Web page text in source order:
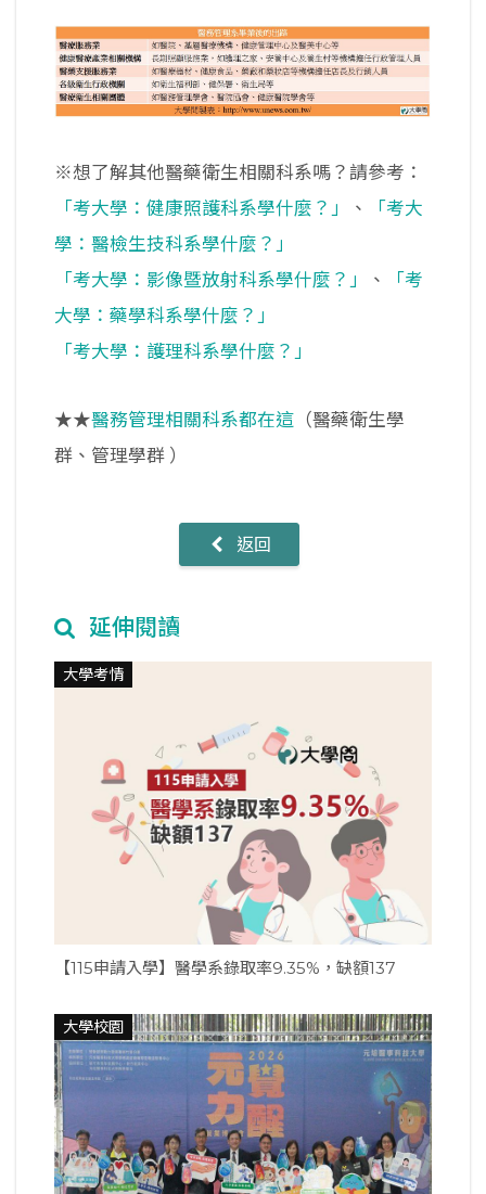
※想了解其他醫藥衛生相關科系嗎？請參考：
「考大學：健康照護科系學什麼？」
、
「考大
學：醫檢生技科系學什麼？」
「考大學：影像暨放射科系學什麼？」
、
「考
大學：藥學科系學什麼？」
「考大學：護理科系學什麼？」
★★醫務管理相關科系都在這 （醫藥衛生學
群、管理學群 ）
返回
延伸閱讀
大學考情
【115申請入學】醫學系錄取率9.35%，缺額137
大學校園